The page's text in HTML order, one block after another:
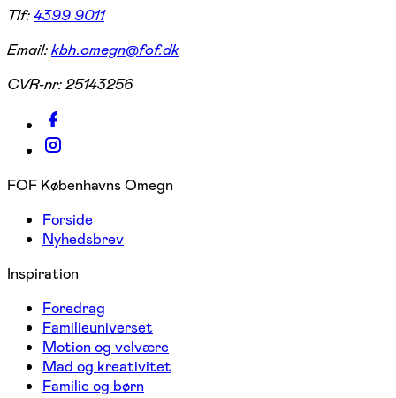
Tlf:4399 9011
Email:kbh.omegn@fof.dk
CVR-nr:25143256
FOF Københavns Omegn
Forside
Nyhedsbrev
Inspiration
Foredrag
Familieuniverset
Motion og velvære
Mad og kreativitet
Familie og børn